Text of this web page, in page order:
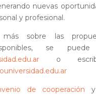
nuevas
y profesional.
más sobre las
se puede
o
de cooperación